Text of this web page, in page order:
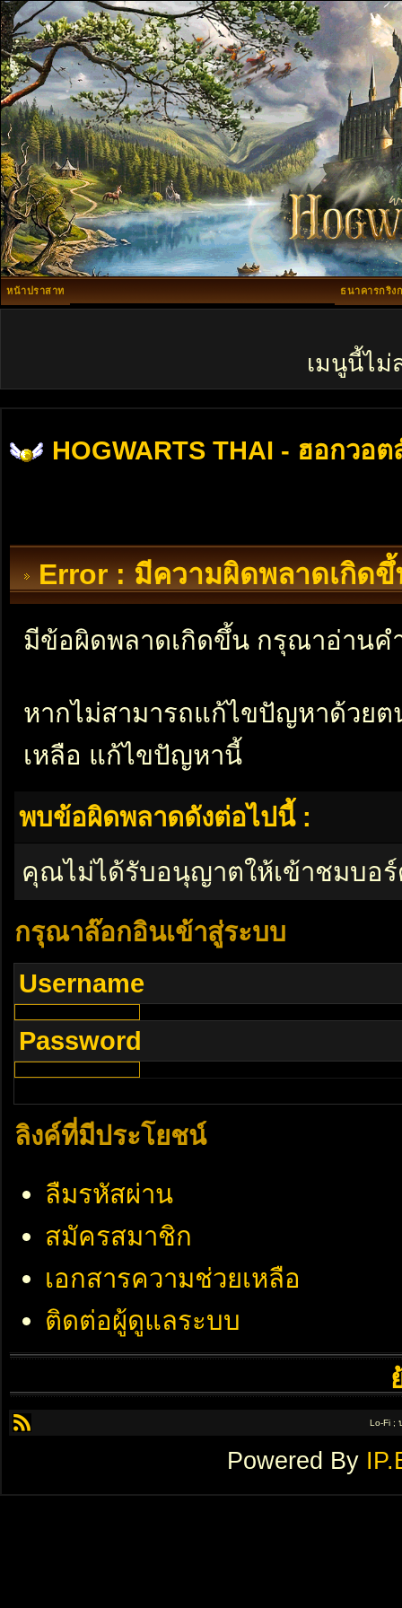
หน้าปราสาท ธนาคารกริง
เมนูนี้ไม่
HOGWARTS THAI - ฮอกวอต
Error : มีความผิดพลาดเกิดขึ้
มีข้อผิดพลาดเกิดขึ้น กรุณาอ่านค
หากไม่สามารถแก้ไขปัญหาด้วย
เหลือ แก้ไขปัญหานี้
พบข้อผิดพลาดดังต่อไปนี้ :
คุณไม่ได้รับอนุญาตให้เข้าชมบอ
กรุณาล๊อกอินเข้าสู่ระบบ
Username
Password
ลิงค์ที่มีประโยชน์
ลืมรหัสผ่าน
สมัครสมาชิก
เอกสารความช่วยเหลือ
ติดต่อผู้ดูแลระบบ
Lo-Fi ;
Powered By